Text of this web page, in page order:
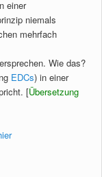
einer
niemals
mehrfach
Wie das?
EDCs) in einer
[Übersetzung